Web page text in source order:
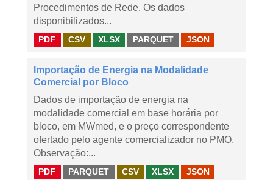
Procedimentos de Rede. Os dados
disponibilizados...
PDF CSV XLSX PARQUET JSON
Importação de Energia na Modalidade
Comercial por Bloco
Dados de importação de energia na
modalidade comercial em base horária por
bloco, em MWmed, e o preço correspondente
ofertado pelo agente comercializador no PMO.
Observação:...
PDF PARQUET CSV XLSX JSON